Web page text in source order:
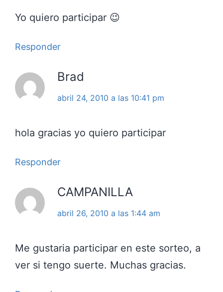
Yo quiero participar 😉
Responder
Brad
abril 24, 2010 a las 10:41 pm
hola gracias yo quiero participar
Responder
CAMPANILLA
abril 26, 2010 a las 1:44 am
Me gustaria participar en este sorteo, a
ver si tengo suerte. Muchas gracias.